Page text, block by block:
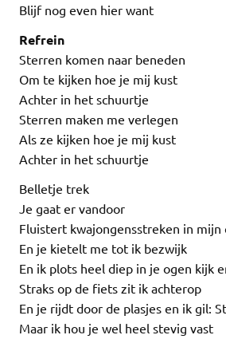
Blijf nog even hier want
Refrein
Sterren komen naar beneden
Om te kijken hoe je mij kust
Achter in het schuurtje
Sterren maken me verlegen
Als ze kijken hoe je mij kust
Achter in het schuurtje
Belletje trek
Je gaat er vandoor
Fluistert kwajongensstreken in mijn
En je kietelt me tot ik bezwijk
En ik plots heel diep in je ogen kijk
Straks op de fiets zit ik achterop
En je rijdt door de plasjes en ik gil:
Maar ik hou je wel heel stevig vast